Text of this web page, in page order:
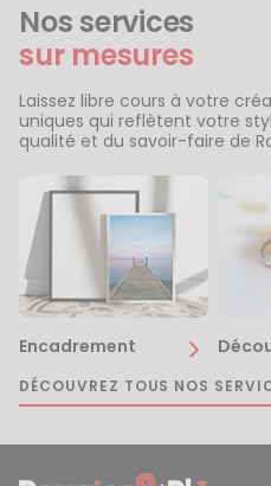
Nos services
sur mesures
Laissez libre cours à votre
uniques qui reflètent votre
qualité et du savoir-faire de
Encadrement
DÉCOUVREZ TOUS NOS